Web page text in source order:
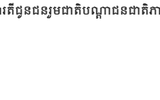
រតីជូនជនរួមជាតិបណ្ដាជនជាតិភ